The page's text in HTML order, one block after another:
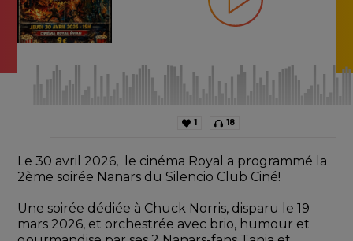
1 18
Le 30 avril 2026,  le cinéma Royal a programmé la
2ème soirée Nanars du Silencio Club Ciné!
Une soirée dédiée à Chuck Norris, disparu le 19
mars 2026, et orchestrée avec brio, humour et